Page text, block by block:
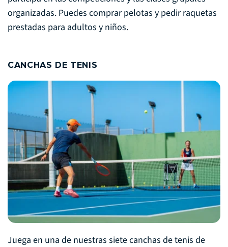
organizadas. Puedes comprar pelotas y pedir raquetas
prestadas para adultos y niños.
CANCHAS DE TENIS
Juega en una de nuestras siete canchas de tenis de